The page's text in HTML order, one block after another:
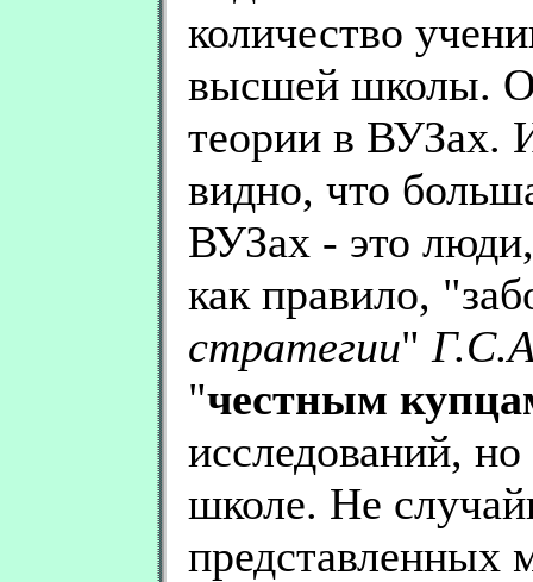
количество
высшей школы.
теории в ВУЗах.
видно, что
ВУЗах - это
как правило,
стратегии"
"честным
исследований,
школе. Не
представленных